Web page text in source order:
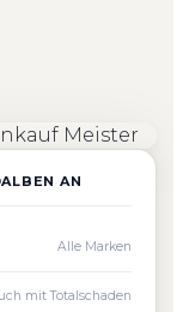
AN
Alle Marken
mit Totalschaden